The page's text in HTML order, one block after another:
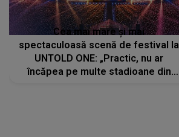
Cea mai mare și mai
spectaculoasă scenă de festival la
UNTOLD ONE: „Practic, nu ar
încăpea pe multe stadioane din